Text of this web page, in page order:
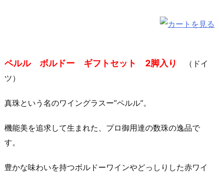
ペルル ボルドー ギフトセット 2脚入り
（ドイ
ツ）
真珠という名のワイングラスー”ペルル”。
機能美を追求して生まれた、プロ御用達の数珠の逸品で
す。
豊かな味わいを持つボルドーワインやどっしりした赤ワイ